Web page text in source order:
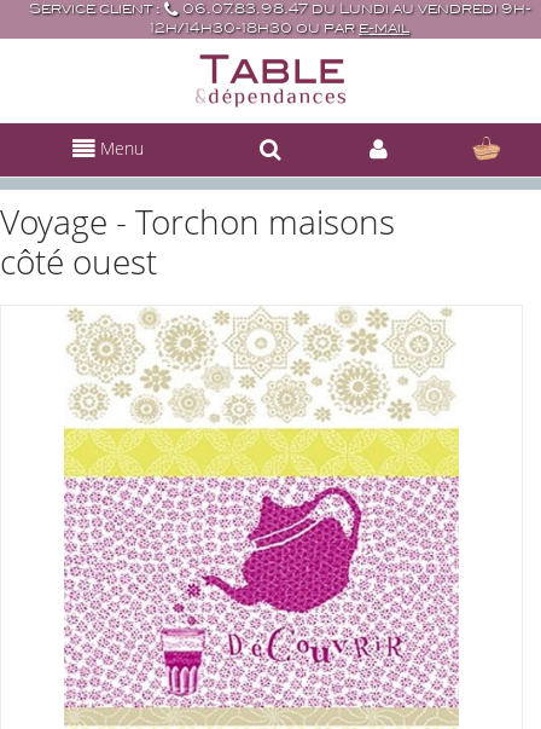
Service client :
06.07.83.98.47 du Lundi au vendredi 9h-
12h/14h30-18h30 ou par e-mail
Menu
Voyage - Torchon maisons
côté ouest